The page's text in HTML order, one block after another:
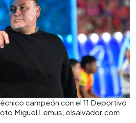
campeón con el 11 Deportivo
Miguel Lemus, elsalvador.com